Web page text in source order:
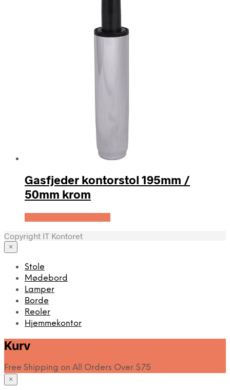
Gasfjeder kontorstol 195mm /
50mm krom
Copyright IT Kontoret
×
Stole
Mødebord
Lamper
Borde
Reoler
Hjemmekontor
Kurv
Free Shipping on All Orders Over $75
×